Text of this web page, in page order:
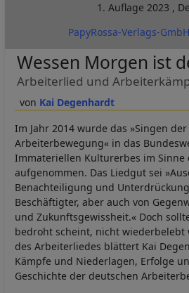
1. Auflage2023 ,
PapyRossa-Verlags-
Kai Degenhardt
Wessen Morgen ist
Arbeiterlied und
Im Jahr 2014 wurde das »Singen
Arbeiterbewegung« in das
Immateriellen Kulturerbes im Sinne
aufgenommen. Das Liedgut sei
Benachteiligung und
Beschäftigter, aber auch von
und Zukunftsgewissheit.« Doch
bedroht scheint, nicht wiederbelebt
des Arbeiterliedes blättert Kai
Kämpfe und Niederlagen, Erfolge
Geschichte der deutschen